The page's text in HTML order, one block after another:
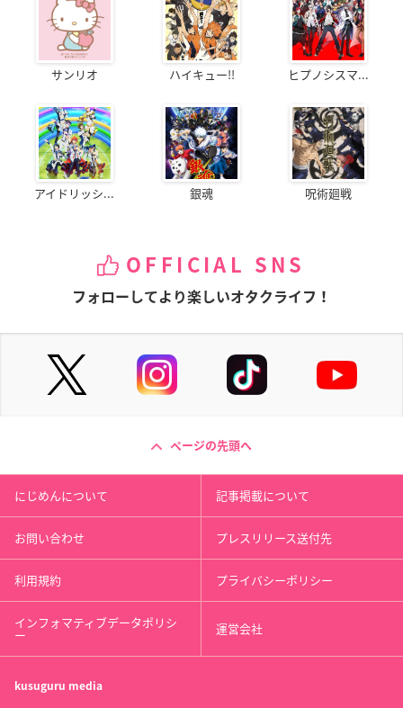
サンリオ ハイキュー!! ヒプノシスマ...
アイドリッシ... 銀魂 呪術廻戦
OFFICIAL SNS
フォローしてより楽しいオタクライフ！
ページの先頭へ
にじめんについて 記事掲載について
お問い合わせ プレスリリース送付先
利用規約 プライバシーポリシー
インフォマティブデータポリシ
ー 運営会社
kusuguru media